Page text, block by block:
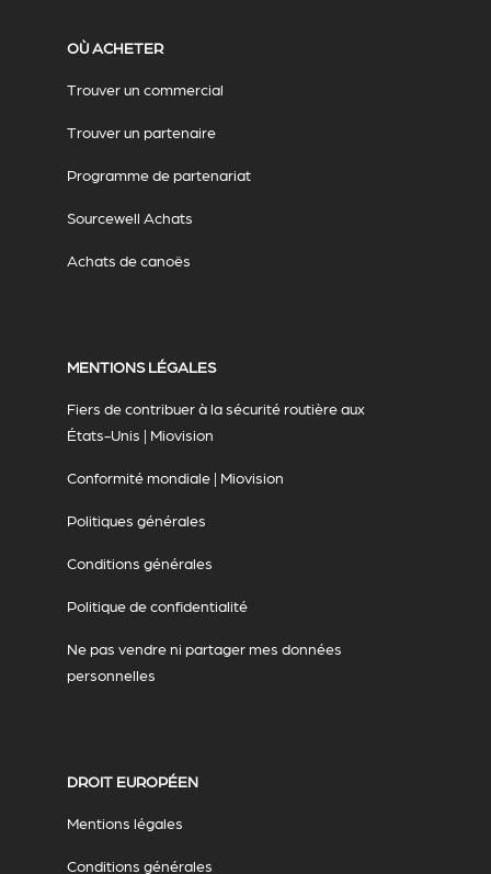
OÙ ACHETER
Trouver un commercial
Trouver un partenaire
Programme de partenariat
Sourcewell Achats
Achats de canoës
MENTIONS LÉGALES
Fiers de contribuer à la sécurité routière aux
États-Unis | Miovision
Conformité mondiale | Miovision
Politiques générales
Conditions générales
Politique de confidentialité
Ne pas vendre ni partager mes données
personnelles
DROIT EUROPÉEN
Mentions légales
Conditions générales